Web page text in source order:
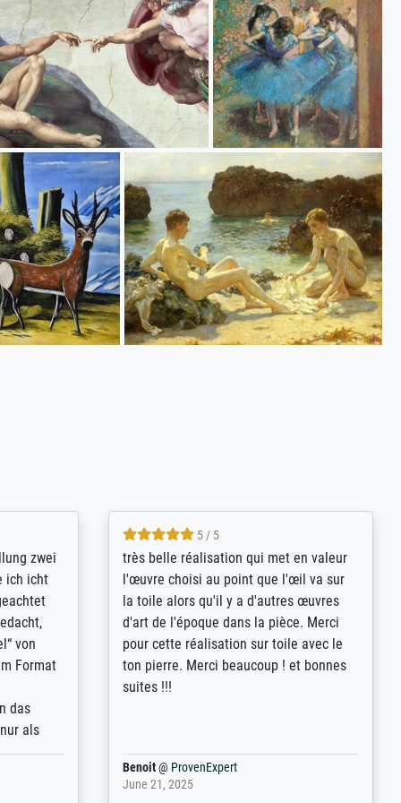
to
the best
by the
and
in that
5 / 5
eine große Auswahl an Bildern und
deren Reproduktionsmöglichkeiten;
wurde sehr gut durch die einzelnen
Bestellkriterien geführt, verständliche
Erklärungen, z.B. mit Bilddarstellungen,
werde auf jeden Fall meine guten
Erfahrungen weitergeben.
Anonym@ProvenExpert
May 13, 2026